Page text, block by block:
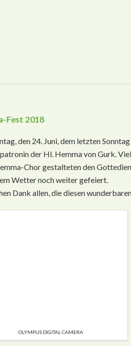
Fest 2018
den 24. Juni, dem letzten
der Hl. Hemma von Gurk.
Chor gestalteten den
Wetter noch weiter gefeiert.
Dank allen, die diesen
OLYMPUS DIGITAL CAMERA